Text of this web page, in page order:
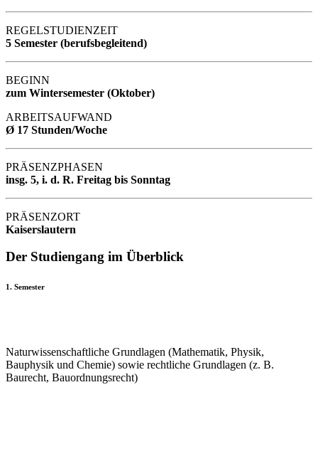
REGELSTUDIENZEIT
5 Semester (berufsbegleitend)
BEGINN
zum Wintersemester (Oktober)
ARBEITSAUFWAND
Ø 17 Stunden/Woche
PRÄSENZPHASEN
insg. 5, i. d. R. Freitag bis Sonntag
PRÄSENZORT
Kaiserslautern
Der Studiengang im Überblick
1. Semester
Naturwissenschaftliche Grundlagen (Mathematik, Physik,
Bauphysik und Chemie) sowie rechtliche Grundlagen (z. B.
Baurecht, Bauordnungsrecht)